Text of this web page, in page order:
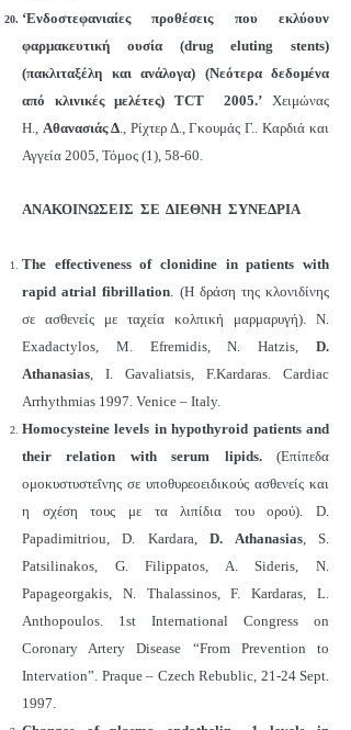
‘Ενδοστεφανιαίες προθέσεις που εκλύουν
φαρμακευτική ουσία (drug eluting stents)
(πακλιταξέλη και ανάλογα) (Νεότερα δεδομένα
από κλινικές μελέτες) TCT 2005.’ Χειμώνας
Η., Αθανασιάς Δ., Ρίχτερ Δ., Γκουμάς Γ.. Καρδιά και
Αγγεία 2005, Τόμος (1), 58-60.
ΑΝΑΚΟΙΝΩΣΕΙΣ ΣΕ ΔΙΕΘΝΗ ΣΥΝΕΔΡΙΑ
The effectiveness of clonidine in patients with
rapid atrial fibrillation. (Η δράση της κλονιδίνης
σε ασθενείς με ταχεία κολπική μαρμαρυγή). N.
Exadactylos, M. Efremidis, N. Hatzis, D.
Athanasias, I. Gavaliatsis, F.Kardaras. Cardiac
Arrhythmias 1997. Venice – Italy.
Homocysteine levels in hypothyroid patients and
their relation with serum lipids.(Επίπεδα
ομοκυστυστεΐνης σε υποθυρεοειδικούς ασθενείς και
η σχέση τoυς με τα λιπίδια του ορού). D.
Papadimitriou, D. Kardara,D. Athanasias, S.
Patsilinakos, G. Filippatos, A. Sideris, N.
Papageorgakis, N. Thalassinos, F. Kardaras, L.
Anthopoulos. 1st International Congress on
Coronary Artery Disease “From Prevention to
Intervation”. Praque – Czech Rebublic, 21-24 Sept.
1997.